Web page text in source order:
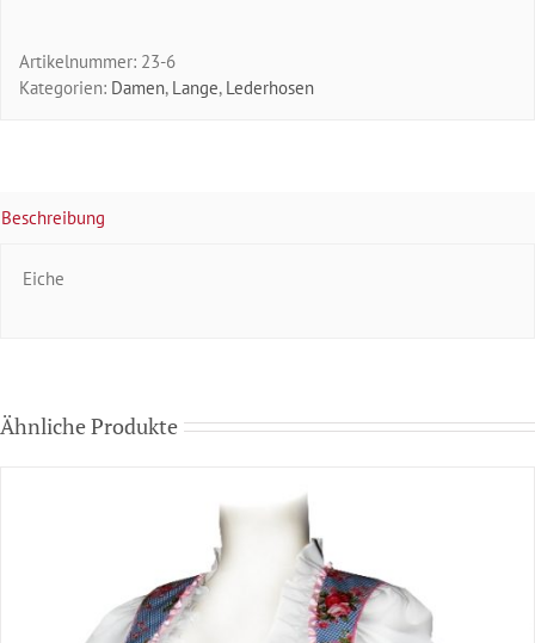
Artikelnummer: 23-6
Kategorien: Damen, Lange, Lederhosen
Beschreibung
Eiche
Ähnliche Produkte